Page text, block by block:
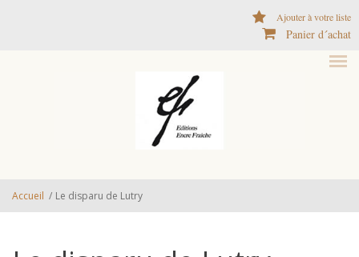
Ajouter à votre liste
Panier d´achat
Accueil / Le disparu de Lutry